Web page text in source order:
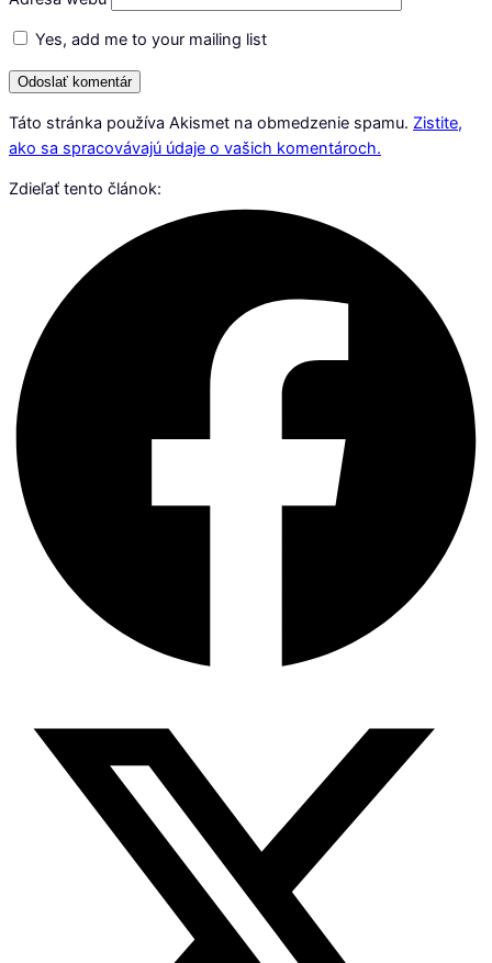
Yes, add me to your mailing list
Táto stránka používa Akismet na obmedzenie spamu. Zistite,
ako sa spracovávajú údaje o vašich komentároch.
Zdieľať tento článok: